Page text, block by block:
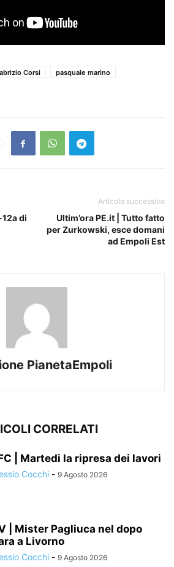
Corsi
pasquale marino
di
Articolo successivo
Ultim’ora PE.it | Tutto fatto
per Zurkowski, esce domani
ad Empoli Est
PianetaEmpoli
CORRELATI
| Martedi la ripresa dei lavori
Cocchi - 9 Agosto 2026
| Mister Pagliuca nel dopo
a Livorno
Cocchi - 9 Agosto 2026